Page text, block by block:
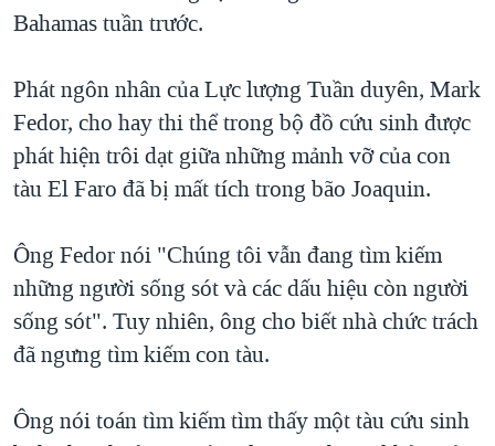
CÁC GIÁ TRỊ CỘNG HÒA Ở VIỆT NAM
TRỊNH VĨNH BÌNH VS. CHÍNH PHỦ VIỆT NAM
NGƯ DÂN VIỆT VÀ LÀN SÓNG TRỘM HẢI SÂM
BÊN KIA QUỐC LỘ: TIẾNG VỌNG TỪ NÔNG THÔN MỸ
Bahamas tuần trước.
Phát ngôn nhân của Lực lượng Tuần duyên, Mark
Fedor, cho hay thi thể trong bộ đồ cứu sinh được
phát hiện trôi dạt giữa những mảnh vỡ của con
tàu El Faro đã bị mất tích trong bão Joaquin.
Ông Fedor nói "Chúng tôi vẫn đang tìm kiếm
những người sống sót và các dấu hiệu còn người
sống sót". Tuy nhiên, ông cho biết nhà chức trách
đã ngưng tìm kiếm con tàu.
Ông nói toán tìm kiếm tìm thấy một tàu cứu sinh